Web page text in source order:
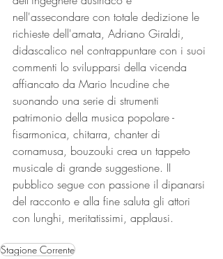
nell'assecondare con totale dedizione le
richieste dell'amata, Adriano Giraldi,
didascalico nel contrappuntare con i suoi
commenti lo svilupparsi della vicenda
affiancato da Mario Incudine che
suonando una serie di strumenti
patrimonio della musica popolare -
fisarmonica, chitarra, chanter di
cornamusa, bouzouki crea un tappeto
musicale di grande suggestione. II
pubblico segue con passione il dipanarsi
del racconto e alla fine saluta gli attori
con lunghi, meritatissimi, applausi.
Stagione Corrente